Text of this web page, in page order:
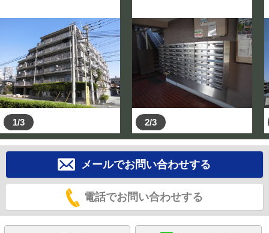
1/3 2/3
メールでお問い合わせする
電話でお問い合わせする